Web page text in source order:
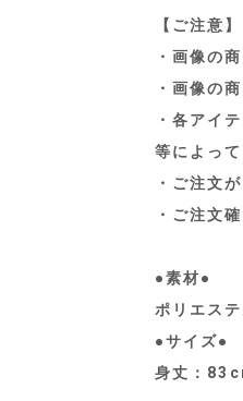
【ご注意】
・画像の
・画像の
・各アイ
等によっ
・ご注文
・ご注文
●素材●
ポリエス
●サイズ●
身丈：